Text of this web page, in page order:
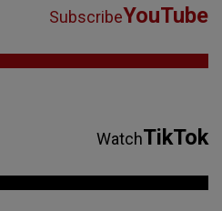
SubscribeYouTube
WatchTikTok